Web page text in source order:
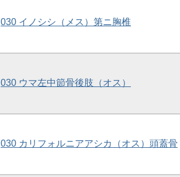
030 イノシシ（メス）第ニ胸椎
030 ウマ左中節骨後肢（オス）
030 カリフォルニアアシカ（オス）頭蓋骨